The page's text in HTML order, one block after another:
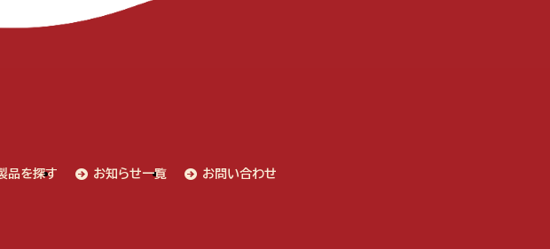
品を探す お知らせ一覧 お問い合わせ